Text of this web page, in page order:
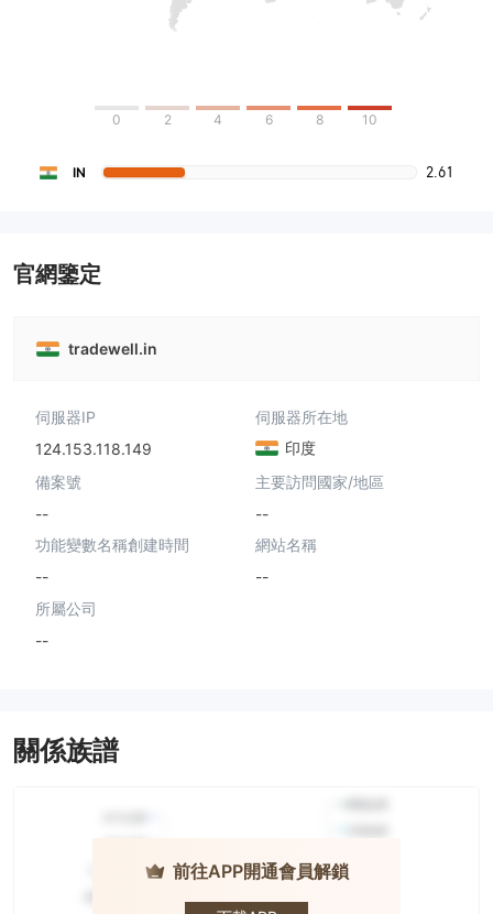
0 2 4 6 8 10
IN 2.61
官網鑒定
tradewell.in
伺服器IP
124.153.118.149
伺服器所在地
印度
備案號
--
主要訪問國家/地區
--
功能變數名稱創建時間
--
網站名稱
--
所屬公司
--
關係族譜
前往APP開通會員解鎖